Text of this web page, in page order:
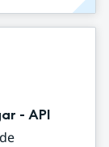
- API